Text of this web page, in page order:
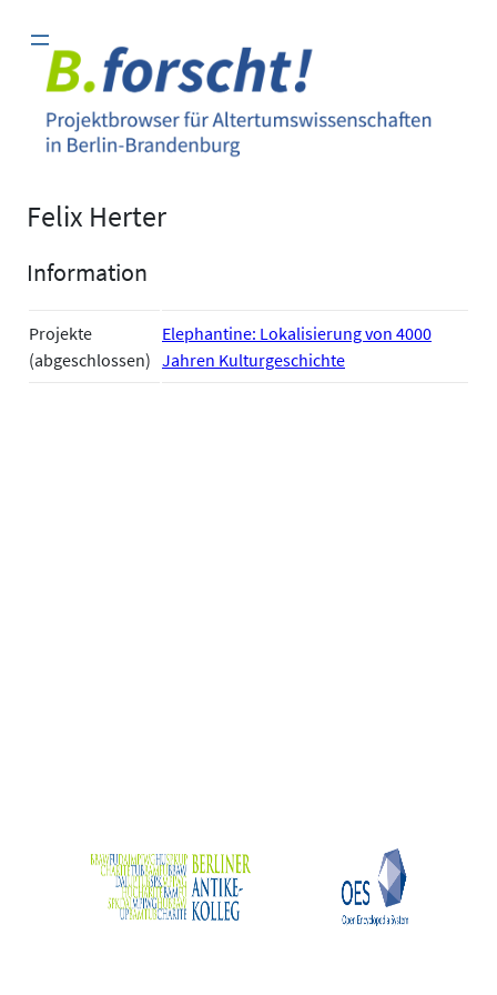
Inhalt
springen
Felix Herter
Information
Projekte
(abgeschlossen)
Elephantine: Lokalisierung von 4000
Jahren Kulturgeschichte